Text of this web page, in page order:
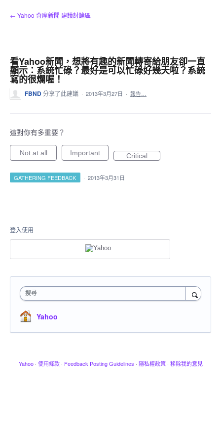
到
← Yahoo 奇摩新聞 建議討論區
看Yahoo新聞，想將有趣的新聞轉寄給朋友卻一直
顯示：系統忙碌？最好是可以忙碌好幾天啦？系統
寫的很爛喔！
FBND分享了此建議 · 2013年3月27日 · 報告…
這對你有多重要？
Not at all Important Critical
GATHERING FEEDBACK · 2013年3月31日
登入使用
搜尋
Yahoo
Yahoo · 使用條款 · Feedback Posting Guidelines · 隱私權政策 · 移除我的意見